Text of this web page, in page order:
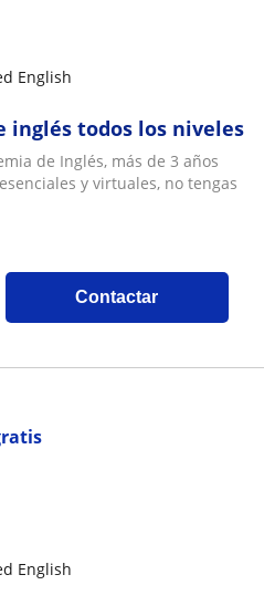
English
inglés todos los niveles
de Inglés, más de 3 años
y virtuales, no tengas
Contactar
English